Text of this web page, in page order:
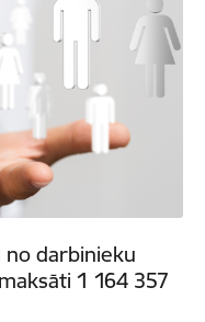
no darbinieku
1 164 357